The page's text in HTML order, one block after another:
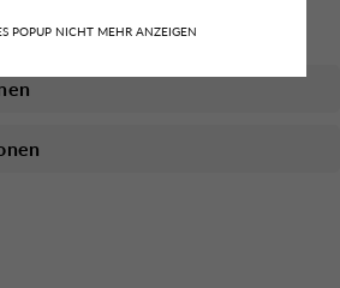
POPUP NICHT MEHR ANZEIGEN